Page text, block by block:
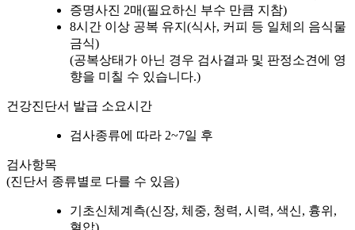
증명사진 2매(필요하신 부수 만큼 지참)
8시간 이상 공복 유지(식사, 커피 등 일체의 음식물
금식)
(공복상태가 아닌 경우 검사결과 및 판정소견에 영
향을 미칠 수 있습니다.)
건강진단서 발급 소요시간
검사종류에 따라 2~7일 후
검사항목
(진단서 종류별로 다를 수 있음)
기초신체계측(신장, 체중, 청력, 시력, 색신, 흉위,
혈압)